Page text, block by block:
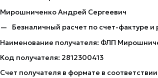
Мирошниченко Андрей Сергеевич
Безналичный расчет по счет-фактуре и
Наименование получателя: ФЛП
Код получателя: 2812300413
Счет получателя в формате в